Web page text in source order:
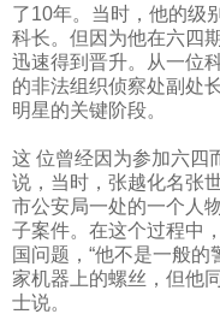
了10年。当时，他的级
科长。但因为他在六四
迅速得到晋升。从一位
的非法组织侦察处副处
明星的关键阶段。
这 位曾经因为参加六四
说，当时，张越化名张
市公安局一处的一个人
子案件。在这个过程中
国问题，“他不是一般
家机器上的螺丝，但他
士说。